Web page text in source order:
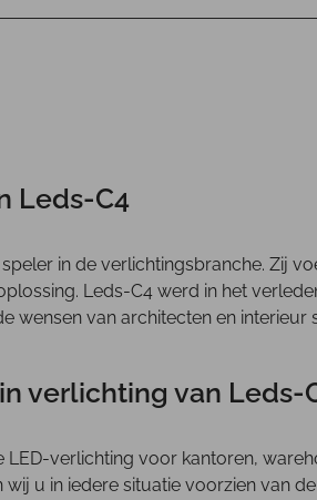
Leds-C4
in de verlichtingsbranche. Zij
Leds-C4 werd in het
wensen van architecten en
verlichting van Leds-
verlichting voor kantoren,
u in iedere situatie voorzien van